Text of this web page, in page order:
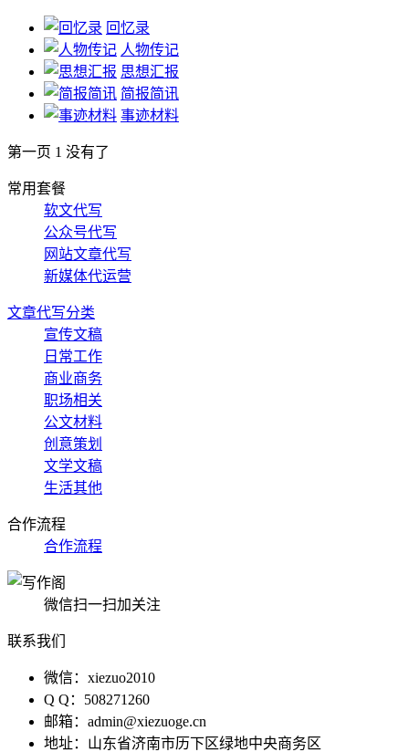
回忆录
人物传记
思想汇报
简报简讯
事迹材料
第一页 1 没有了
常用套餐
软文代写
公众号代写
网站文章代写
新媒体代运营
文章代写分类
宣传文稿
日常工作
商业商务
职场相关
公文材料
创意策划
文学文稿
生活其他
合作流程
合作流程
微信扫一扫加关注
联系我们
微信：xiezuo2010
Q Q：508271260
邮箱：admin@xiezuoge.cn
地址：山东省济南市历下区绿地中央商务区